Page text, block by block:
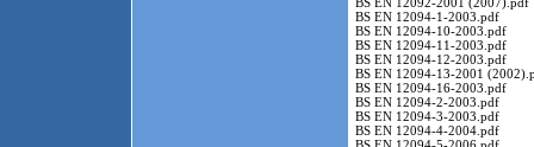
BS EN 12094-1-2003.pdf
BS EN 12094-10-2003.pdf
BS EN 12094-11-2003.pdf
BS EN 12094-12-2003.pdf
BS EN 12094-13-2001
BS EN 12094-16-2003.pdf
BS EN 12094-2-2003.pdf
BS EN 12094-3-2003.pdf
BS EN 12094-4-2004.pdf